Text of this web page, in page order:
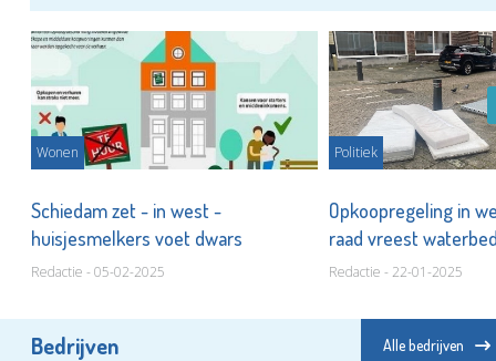
Wonen
Schiedam zet - in west -
huisjesmelkers voet dwars
Redactie - 05-02-2025
Politiek
Opkoopregeling in
raad vreest
Redactie - 22-01-2025
Bedrijven Alle bedrijven